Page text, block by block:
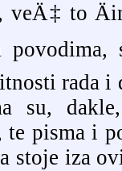
veÄ‡ to
povodima,
rada i
su,
te pisma i
stoje iza